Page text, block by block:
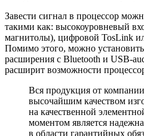
Завести сигнал в процессор
такими как: высокоуровневый
магнитолы), цифровой TosLink
Помимо этого, можно
расширения с Bluetooth и USB-
расширит возможности
Вся продукция от
высочайшим качеством
на качественной
моментом является
в области гарантийных